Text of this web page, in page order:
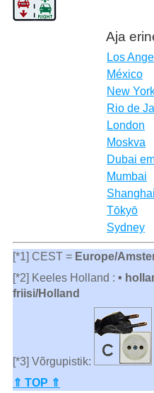
Aja
Los
México
New
Rio de
London
Moskva
Dubai
Mumbai
Shanghai
Tōkyō
Sydney
[*1] CEST = Europe/
[*2] Keeles Holland : •
friisi/Holland
[*3] Võrgupistik:
⇑ TOP ⇑